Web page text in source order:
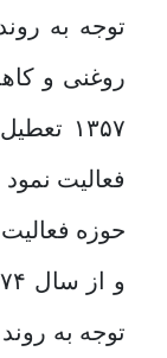
توجه به
روغنی و
حوزه
توجه به